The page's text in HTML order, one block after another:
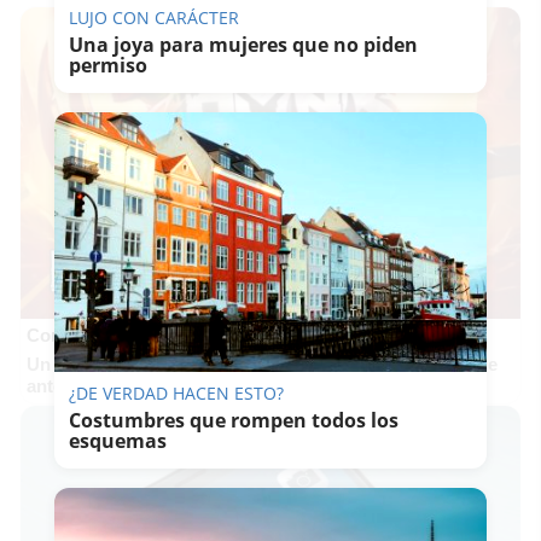
Corepunk MMORPG
Un verdadero MMORPG de la vieja escuela ¡Cómo los de
antes, pero mejor!
LUJO CON CARÁCTER
Una joya para mujeres que no piden
permiso
¿DE VERDAD HACEN ESTO?
Costumbres que rompen todos los
esquemas